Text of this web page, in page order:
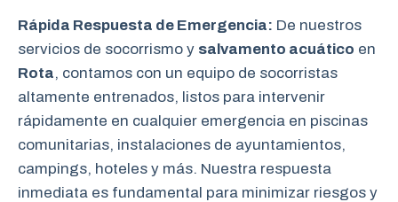
Rápida Respuesta de Emergencia: De nuestros
servicios de socorrismo y salvamento acuático en
Rota, contamos con un equipo de socorristas
altamente entrenados, listos para intervenir
rápidamente en cualquier emergencia en piscinas
comunitarias, instalaciones de ayuntamientos,
campings, hoteles y más. Nuestra respuesta
inmediata es fundamental para minimizar riesgos y